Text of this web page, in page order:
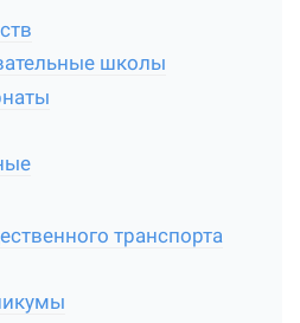
школы
транспорта